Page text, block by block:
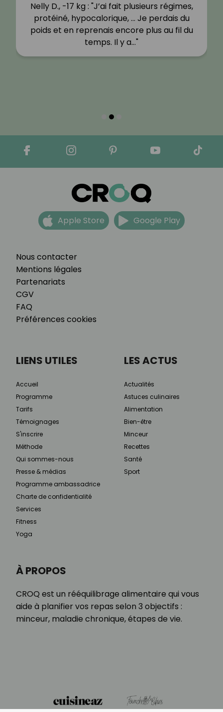
Nelly D., -17 kg : "J’ai fait plusieurs régimes,
protéiné, hypocalorique, … Je perdais du
poids et en reprenais encore plus au fil du
temps. Il y a…"
Nous contacter
Mentions légales
Partenariats
CGV
FAQ
Préférences cookies
Apple Store Google Play
À PROPOS
CROQ est un rééquilibrage alimentaire qui vous
aide à planifier vos repas selon 3 objectifs :
minceur, maladie chronique, étapes de vie.
LIENS UTILES
Accueil
Programme
Tarifs
Témoignages
S'inscrire
Méthode
Qui sommes-nous
Presse & médias
Programme ambassadrice
Charte de confidentialité
Services
Fitness
Yoga
LES ACTUS
Actualités
Astuces culinaires
Alimentation
Bien-être
Minceur
Recettes
Santé
Sport